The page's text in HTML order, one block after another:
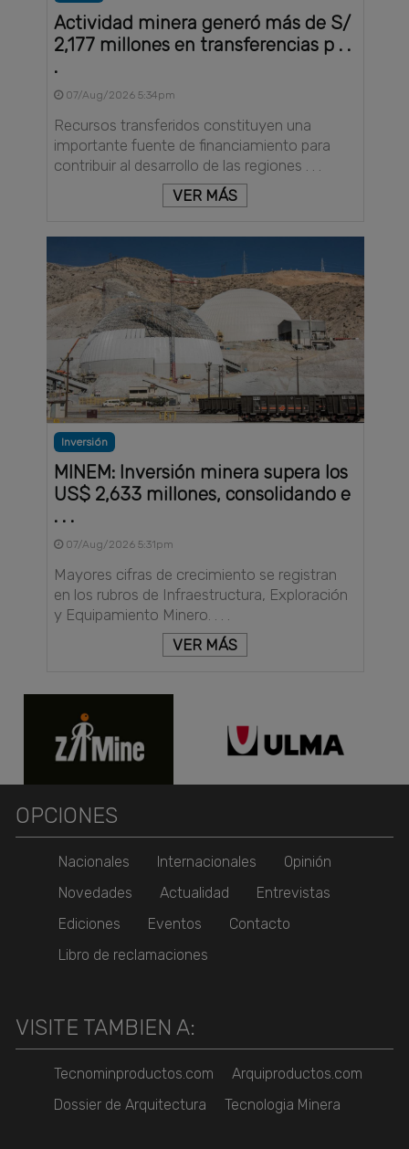
Actividad minera generó más de S/
2,177 millones en transferencias p . .
.
07/Aug/2026 5:34pm
Recursos transferidos constituyen una
importante fuente de financiamiento para
contribuir al desarrollo de las regiones . . .
VER MÁS
Inversión
MINEM: Inversión minera supera los
US$ 2,633 millones, consolidando e
. . .
07/Aug/2026 5:31pm
Mayores cifras de crecimiento se registran
en los rubros de Infraestructura, Exploración
y Equipamiento Minero. . . .
VER MÁS
OPCIONES
Nacionales Internacionales
Opinión
Novedades
Actualidad
Entrevistas
Ediciones
Eventos
Contacto
Libro de reclamaciones
VISITE TAMBIEN A:
Tecnominproductos.com
Arquiproductos.com
Dossier de Arquitectura
Tecnologia Minera